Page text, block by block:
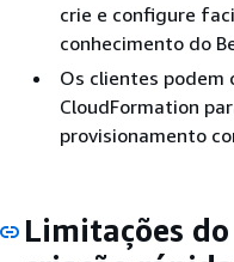
crie e configure
conhecimento do
Os clientes podem
CloudFormation
provisionamento
Limitações